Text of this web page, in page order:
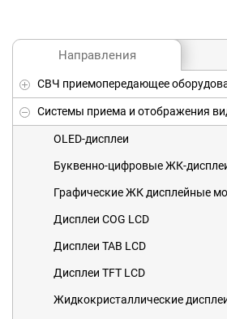
Направления
СВЧ приемопередающее
Системы приема и отображения
OLED-дисплеи
Буквенно-цифровые ЖК-
Графические ЖК дисплейные
Дисплеи COG LCD
Дисплеи TAB LCD
Дисплеи TFT LCD
Жидкокристаллические